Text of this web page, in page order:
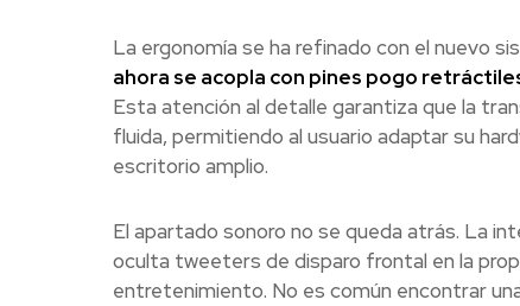
La ergonomía se ha refinado con el nuevo
ahora se acopla con pines pogo
Esta atención al detalle garantiza que la
fluida, permitiendo al usuario adaptar su
escritorio amplio.
El apartado sonoro no se queda atrás. La
oculta tweeters de disparo frontal en la
entretenimiento. No es común encontrar